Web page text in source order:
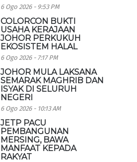
6 Ogo 2026 - 9:53 PM
COLORCON BUKTI
USAHA KERAJAAN
JOHOR PERKUKUH
EKOSISTEM HALAL
6 Ogo 2026 - 7:17 PM
JOHOR MULA LAKSANA
SEMARAK MAGHRIB DAN
ISYAK DI SELURUH
NEGERI
6 Ogo 2026 - 10:13 AM
JETP PACU
PEMBANGUNAN
MERSING, BAWA
MANFAAT KEPADA
RAKYAT